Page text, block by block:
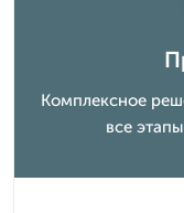
Комплексное
все